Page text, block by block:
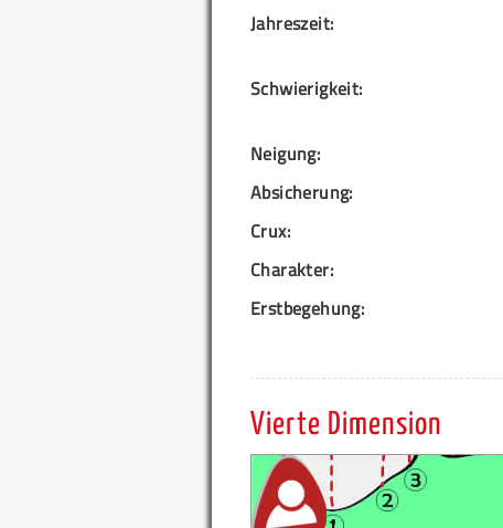
Jahreszeit:
Schwierigkeit:
Neigung:
Absicherung:
Crux:
Charakter:
Erstbegehung:
Vierte Dimension